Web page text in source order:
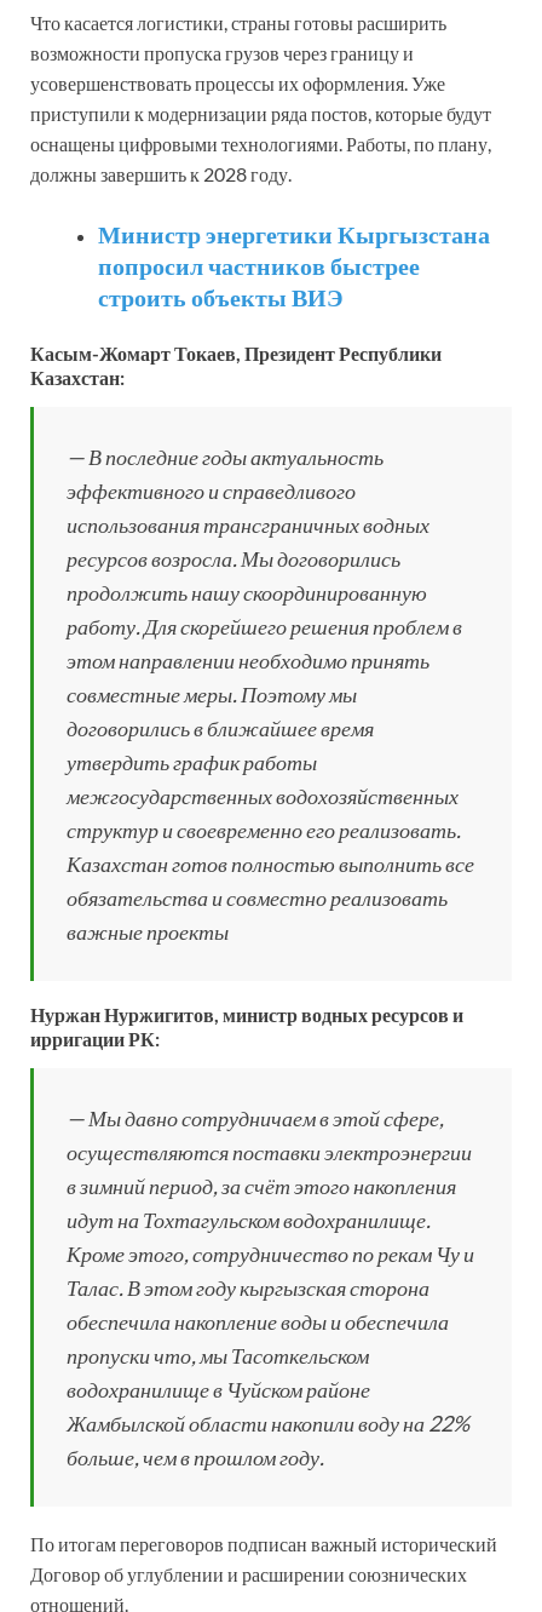
Что касается логистики, страны готовы расширить
возможности пропуска грузов через границу и
усовершенствовать процессы их оформления. Уже
приступили к модернизации ряда постов, которые будут
оснащены цифровыми технологиями. Работы, по плану,
должны завершить к 2028 году.
Министр энергетики Кыргызстана
попросил частников быстрее
строить объекты ВИЭ
Касым-Жомарт Токаев, Президент Республики
Казахстан:
— В последние годы актуальность
эффективного и справедливого
использования трансграничных водных
ресурсов возросла. Мы договорились
продолжить нашу скоординированную
работу. Для скорейшего решения проблем в
этом направлении необходимо принять
совместные меры. Поэтому мы
договорились в ближайшее время
утвердить график работы
межгосударственных водохозяйственных
структур и своевременно его реализовать.
Казахстан готов полностью выполнить все
обязательства и совместно реализовать
важные проекты
Нуржан Нуржигитов, министр водных ресурсов и
ирригации РК:
— Мы давно сотрудничаем в этой сфере,
осуществляются поставки электроэнергии
в зимний период, за счёт этого накопления
идут на Тохтагульском водохранилище.
Кроме этого, сотрудничество по рекам Чу и
Талас. В этом году кыргызская сторона
обеспечила накопление воды и обеспечила
пропуски что, мы Тасоткельском
водохранилище в Чуйском районе
Жамбылской области накопили воду на 22%
больше, чем в прошлом году.
По итогам переговоров подписан важный исторический
Договор об углублении и расширении союзнических
отношений.